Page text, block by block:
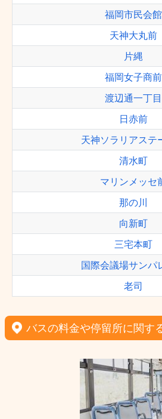
福岡市民会館
天神大丸前
片縄
福岡女子商前
渡辺通一丁目
日赤前
天神ソラリアステ
清水町
マリンメッセ
那の川
向新町
三宅本町
国際会議場サンパ
老司
バスの料金や停留所に関す